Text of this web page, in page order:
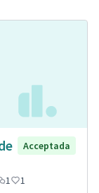
Acceptada
1 1